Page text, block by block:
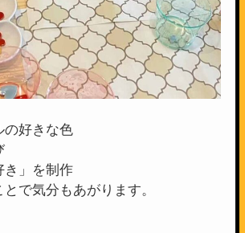
の好きな色
き」を制作
で気分もあがります。